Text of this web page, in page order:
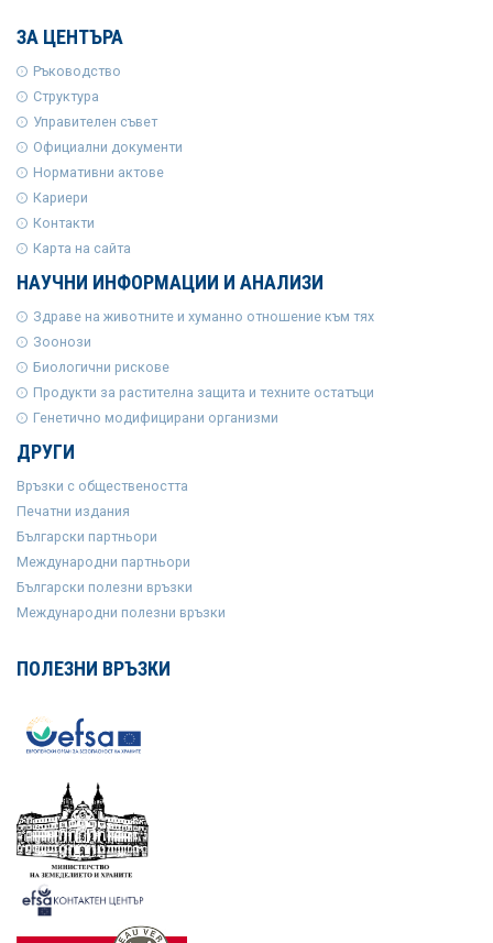
ЗА ЦЕНТЪРА
Ръководство
Структура
Управителен съвет
Официални документи
Нормативни актове
Кариери
Контакти
Карта на сайта
НАУЧНИ ИНФОРМАЦИИ И АНАЛИЗИ
Здраве на животните и хуманно отношение към тях
Зоонози
Биологични рискове
Продукти за растителна защита и техните остатъци
Генетично модифицирани организми
ДРУГИ
Връзки с обществеността
Печатни издания
Български партньори
Международни партньори
Български полезни връзки
Международни полезни връзки
ПОЛЕЗНИ ВРЪЗКИ